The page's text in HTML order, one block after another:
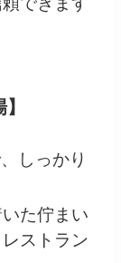
しっかり
た佇まい
ストラン